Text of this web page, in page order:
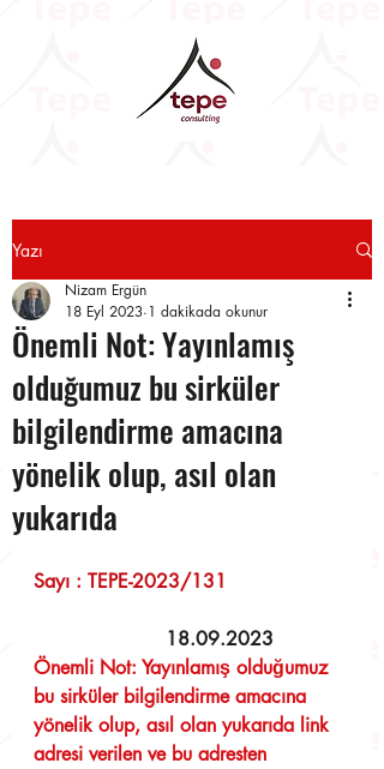
Yazı
Önemli Not: Yayınlamış
olduğumuz bu sirküler
bilgilendirme amacına
yönelik olup, asıl olan
yukarıda
Nizam Ergün
18 Eyl 2023 1 dakikada okunur
Sayı : TEPE-2023/131
  18.09.2023
Önemli Not: Yayınlamış olduğumuz
bu sirküler bilgilendirme amacına
yönelik olup, asıl olan yukarıda link
adresi verilen ve bu adresten